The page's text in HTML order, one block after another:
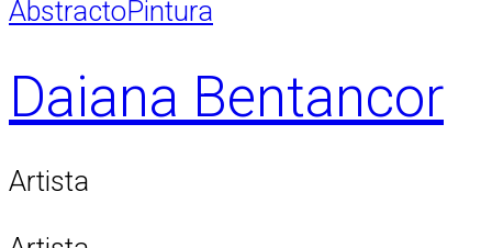
AbstractoPintura
Daiana Bentancor
Artista